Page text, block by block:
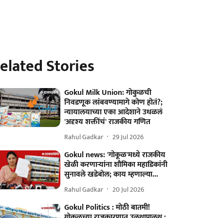
Stories
Gokul Milk Union: गोकुळची
निवडणूक लांबवण्यामागे कोण होतं?;
न्यायालयाच्या एका आदेशाने उधळलं
'अदृश्य शक्तींचं' राजकीय गणित
Rahul Gadkar 29 Jul 2026
Gokul news: 'गोकूळ'मध्ये राजकीय
खेळी करणाऱ्यांना शौमिका महाडिकांनी
सुनावले खडेबोल; काय म्हणाल्या...
Rahul Gadkar 20 Jul 2026
Gokul Politics : मोठी बातमी!